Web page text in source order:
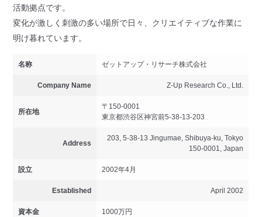
活動拠点です。
変化が激しく刺激の多い場所で日々、クリエイティブな作業に
明け暮れています。
名称 ゼットアップ・リサーチ株式会社
Company Name Z-Up Research Co., Ltd.
所在地
〒150-0001
東京都渋谷区神宮前5-38-13-203
Address
203, 5-38-13 Jingumae, Shibuya-ku, Tokyo
150-0001, Japan
設立 2002年4月
Established April 2002
資本金 1000万円